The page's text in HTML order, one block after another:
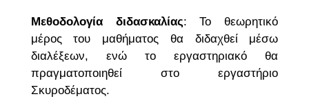
Μεθοδολογία διδασκαλίας: Το θεωρητικό
μέρος του μαθήματος θα διδαχθεί μέσω
διαλέξεων, ενώ το εργαστηριακό θα
πραγματοποιηθεί στο εργαστήριο
Σκυροδέματος.